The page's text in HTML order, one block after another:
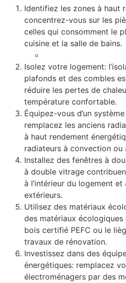
Identifiez les zones à haut
concentrez-vous sur les
celles qui consomment le
cuisine et la salle de bains.
Isolez votre logement:
plafonds et des combles
réduire les pertes de
température confortable.
Équipez-vous d’un
remplacez les anciens
à haut rendement
radiateurs à convection ou
Installez des fenêtres à
à double vitrage
à l’intérieur du logement
extérieurs.
Utilisez des matériaux
des matériaux
bois certifié PEFC ou le
travaux de rénovation.
Investissez dans des
énergétiques: remplacez
électroménagers par des